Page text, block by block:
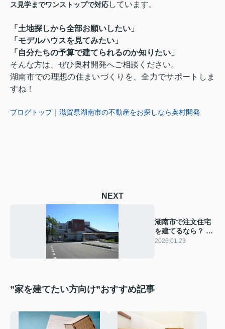
ス見学までワンストップで対応しています。
「土地探しから全部お願いしたい」
「モデルハウスを見てみたい」
「自分たちの予算で建てられるのか知りたい」
そんな方は、ぜひ奥村開発へご相談ください。
湖南市での理想の住まいづくりを、全力でサポートしま
すね！
ブログトップ｜滋賀県湖南市の不動産をお探しなら奥村開発
NEXT
湖南市で注文住宅
を建てるなら？ 失
敗しない土地選び
2026.01.23
”家を建てたい方向け”おすすめ記事